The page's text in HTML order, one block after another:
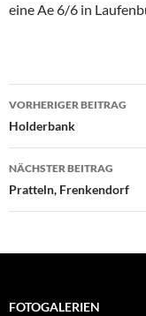
eine Ae 6/6 in
VORHERIGER BEITRAG
Holderbank
NÄCHSTER BEITRAG
Pratteln, Frenkendorf
FOTOGALERIEN